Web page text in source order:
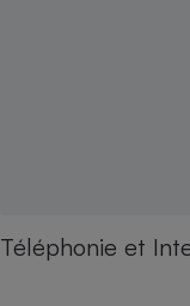
Téléphonie et